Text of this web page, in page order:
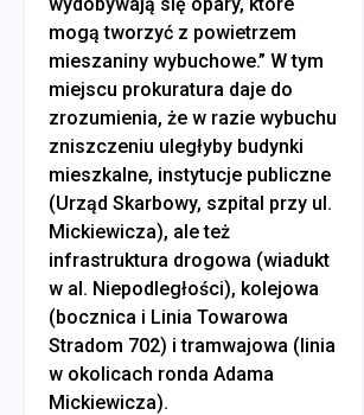
mogą tworzyć z powietrzem
mieszaniny wybuchowe.” W tym
miejscu prokuratura daje do
zrozumienia, że w razie wybuchu
zniszczeniu uległyby budynki
mieszkalne, instytucje publiczne
(Urząd Skarbowy, szpital przy ul.
Mickiewicza), ale też
infrastruktura drogowa (wiadukt
w al. Niepodległości), kolejowa
(bocznica i Linia Towarowa
Stradom 702) i tramwajowa (linia
w okolicach ronda Adama
Mickiewicza).